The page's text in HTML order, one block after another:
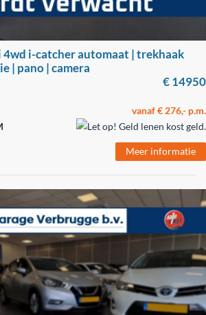
4wd i-catcher automaat | trekhaak
| pano | camera
€ 14950
vanaf € 276,- p.m.
Meer informatie